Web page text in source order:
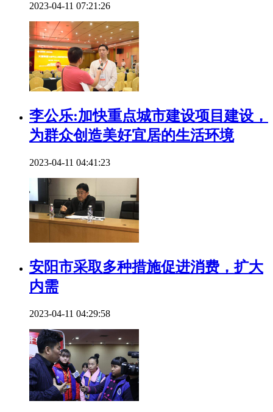
2023-04-11 07:21:26
李公乐:加快重点城市建设项目建设，
为群众创造美好宜居的生活环境
2023-04-11 04:41:23
安阳市采取多种措施促进消费，扩大
内需
2023-04-11 04:29:58